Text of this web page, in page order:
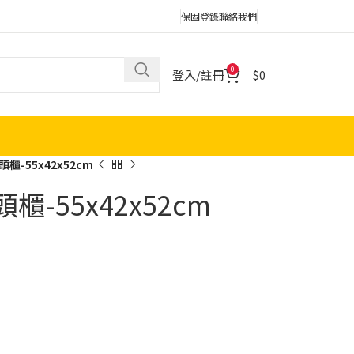
保固登錄聯絡我們
登入/註冊 0 0
櫃-55x42x52cm
櫃-55x42x52cm